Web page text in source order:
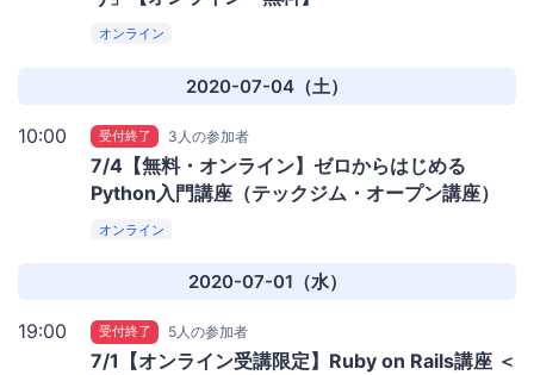
オンライン
2020-07-04（土）
10:00 受付終了 3人の参加者
7/4【無料・オンライン】ゼロからはじめる
Python入門講座（テックジム・オープン講座）
オンライン
2020-07-01（水）
19:00 受付終了 5人の参加者
7/1【オンライン受講限定】Ruby on Rails講座 ＜